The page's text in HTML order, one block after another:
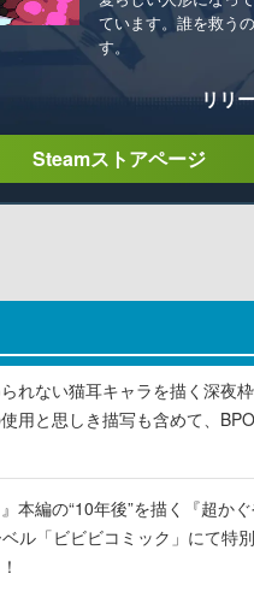
ています。誰を救う
す。
リリ
Steamストアページ
られない猫耳キャラを描く深夜
用と思しき描写も含めて、
』本編の“10年後”を描く『超か
ル「ビビビコミック」にて特